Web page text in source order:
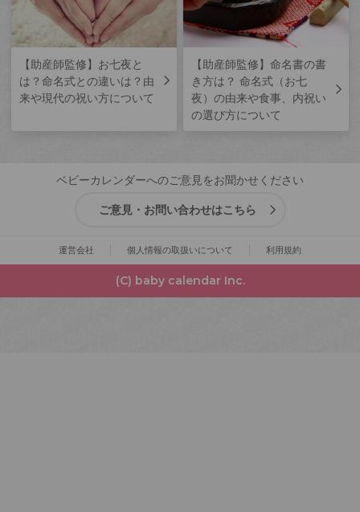
【助産師監修】お七夜と
は？命名式との違いは？由
来や現代の祝い方について
【助産師監修】命名書の書
き方は？ 命名式（お七
夜）の由来や食事、内祝い
の選び方について
ベビーカレンダーへのご意見をお聞かせください
ご意見・お問い合わせはこちら
運営会社 個人情報の取扱いについて 利用規約
(C) baby calendar Inc.